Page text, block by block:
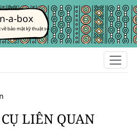
a-box
bảo mật kỹ thuật số
CỤ LIÊN QUAN